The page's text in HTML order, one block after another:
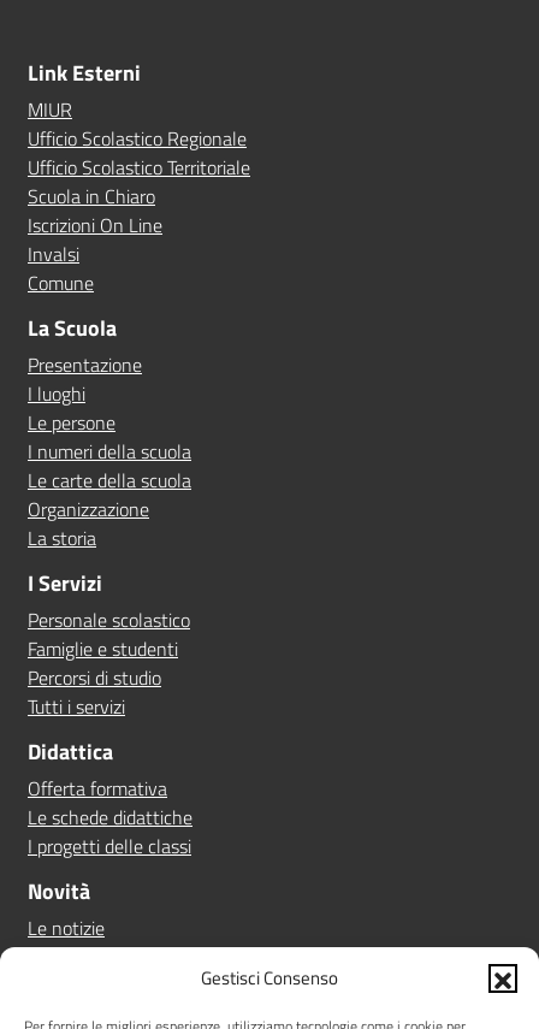
Gestisci Consenso
Link Esterni
MIUR
Ufficio Scolastico Regionale
Ufficio Scolastico Territoriale
Scuola in Chiaro
Iscrizioni On Line
Invalsi
Comune
La Scuola
Presentazione
I luoghi
Le persone
I numeri della scuola
Le carte della scuola
Organizzazione
La storia
I Servizi
Personale scolastico
Famiglie e studenti
Percorsi di studio
Tutti i servizi
Didattica
Offerta formativa
Le schede didattiche
I progetti delle classi
Novità
Le notizie
Le circolari
Albo online